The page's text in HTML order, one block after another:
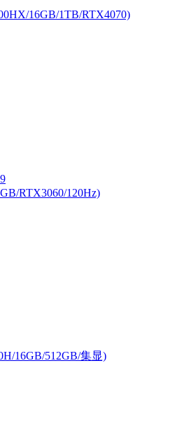
16GB/1TB/RTX4070)
RTX3060/120Hz)
16GB/512GB/集显)